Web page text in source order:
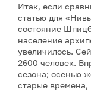
Итак, если
статью для
состояние
население
увеличилось.
2600 человек.
сезона; осенью
старые времена,